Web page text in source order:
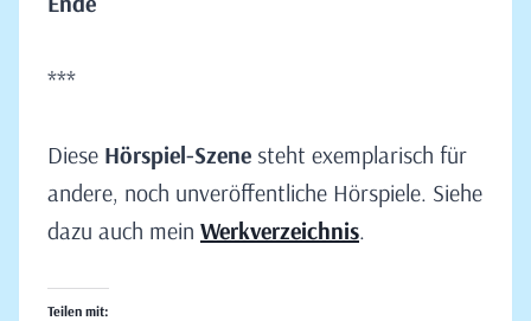
***
Diese Hörspiel-Szene steht exemplarisch für
andere, noch unveröffentliche Hörspiele. Siehe
dazu auch mein Werkverzeichnis.
Teilen mit: